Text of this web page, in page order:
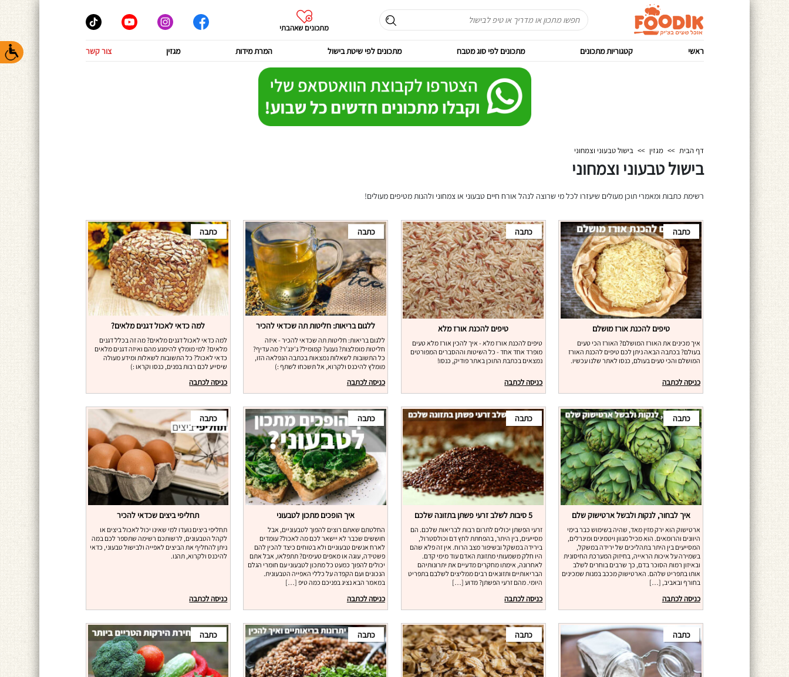
מתכונים שאהבתי
ראשי קטגוריות מתכונים מתכונים לפי סוג מטבח מתכונים לפי שיטת בישול המרת מידות מגזין צור קשר
דף הבית >> מגזין >> בישול טבעוני וצמחוני
בישול טבעוני וצמחוני
רשימת כתבות ומאמרי תוכן מעולים שיעזרו לכל מי שרוצה לנהל אורח חיים טבעוני או צמחוני ולהנות מטיפים מעולים!
טיפים להכנת אורז מושלם
כתבה
איך מכינים את האורז המושלם? האורז הכי טעים
בעולם? בכתבה הבאה ניתן לכם טיפים להכנת האורז
המושלם והכי טעים בעולם, כנסו לאתר שלנו עכשיו.
כניסה לכתבה
טיפים להכנת אורז מלא
כתבה
טיפים להכנת אורז מלא - איך להכין אורז מלא טעים
מופרד אחד אחד - כל השיטות וההסברים המפורטים
נמצאים בכתבת התוכן באתר פודיק, כנסו!
כניסה לכתבה
ללגום בריאות: חליטות תה שכדאי להכיר
כתבה
ללגום בריאות: חליטות תה שכדאי להכיר - איזה
חליטות מומלצות? נענע? קמומיל? ג'ינג'ר? מה עדיף?
כל התשובות לשאלות נמצאות בכתבה הנפלאה הזו,
מומלץ להיכנס ולקרוא, אל תשכחו לשתף :)
כניסה לכתבה
למה כדאי לאכול דגנים מלאים?
כתבה
למה כדאי לאכול דגנים מלאים? מה זה בכלל דגנים
מלאים? למי מומלץ להימנע מהם ואיזה דגנים מלאים
כדאי לאכול? כל התשובות לשאלות ומידע מעולה
שיסייע לכם רבות בפנים, כנסו וקראו :)
כניסה לכתבה
איך לבחור, לנקות ולבשל ארטישוק שלם
כתבה
ארטישוק הוא ירק מזין מאד, שהיה בשימוש כבר בימי
היוונים והרומאים. הוא מכיל מגוון ויטמינים ומינרלים,
המסייעים בין היתר בתהליכים של ירידה במשקל,
בשמירה על איכות הראייה, בחיזוק המערכת החיסונית
ובאיזון רמות הסוכר בדם, כך שרבים בוחרים לשלב
אותו בתפריט שלהם. הארטישוק מככב במנות שמכינים
בחורף ובאביב, […]
כניסה לכתבה
5 סיבות לשלב זרעי פשתן בתזונה שלכם
כתבה
זרעי הפשתן יכולים לתרום רבות לבריאות שלכם. הם
מסייעים, בין היתר, בהפחתת לחץ דם וכולסטרול,
בירידה במשקל ובשיפור מצב הרוח. אין זה פלא שהם
היו חלק משמעותי מתזונת האדם עוד מימי קדם.
לאחרונה, אימתו מחקרים מדעיים את יתרונותיהם
הבריאותיים ותזונאים רבים ממליצים לשלבם בתפריט
היומי. מהם זרעי הפשתן? מדוע […]
כניסה לכתבה
איך הופכים מתכון לטבעוני
כתבה
החלטתם שאתם רוצים להפוך לטבעוניים, אבל
חוששים שכבר לא יישאר לכם מה לאכול? עומדים
לארח אנשים טבעוניים ולא בטוחים כיצד להכין להם
פשטידה, עוגה או מאפים טעימים? תתפלאו, אבל אתם
יכולים להפוך כמעט כל מתכון לטבעוני עם חומרי הגלם
הנכונים ועם הקפדה על כללי האפייה הטבעונית.
במאמר הבא נציג בפניכם כמה טיפ […]
כניסה לכתבה
תחליפי ביצים שכדאי להכיר
כתבה
תחליפי ביצים נועדו למי שאינו יכול לאכול ביצים או
לקהל הטבעונים, לרשותכם רשימה שתספר לכם במה
ניתן להחליף את הביצים לאפייה ולבישול טבעוני, כדאי
להיכנס ולקרוא, תהנו.
כניסה לכתבה
כתבה כתבה כתבה כתבה